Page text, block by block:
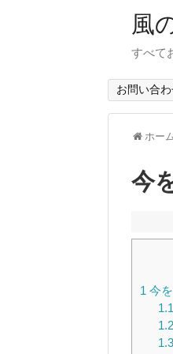
風
すべて
お問い合
ホー
今
1 今
1.1
1.2
1.3